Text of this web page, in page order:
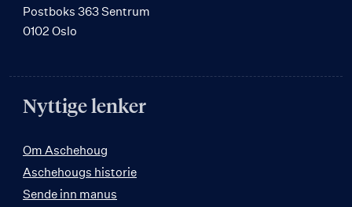
Postboks 363 Sentrum
0102 Oslo
Nyttige lenker
Om Aschehoug
Aschehougs historie
Sende inn manus